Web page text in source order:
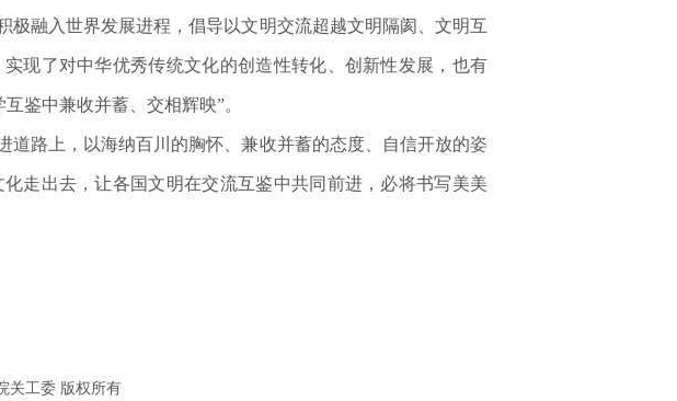
融入世界发展进程，倡导以文明交流超越文明隔阂、文明互
现了对中华优秀传统文化的创造性转化、创新性发展，也有
鉴中兼收并蓄、交相辉映”。
路上，以海纳百川的胸怀、兼收并蓄的态度、自信开放的姿
走出去，让各国文明在交流互鉴中共同前进，必将书写美美
关工委 版权所有